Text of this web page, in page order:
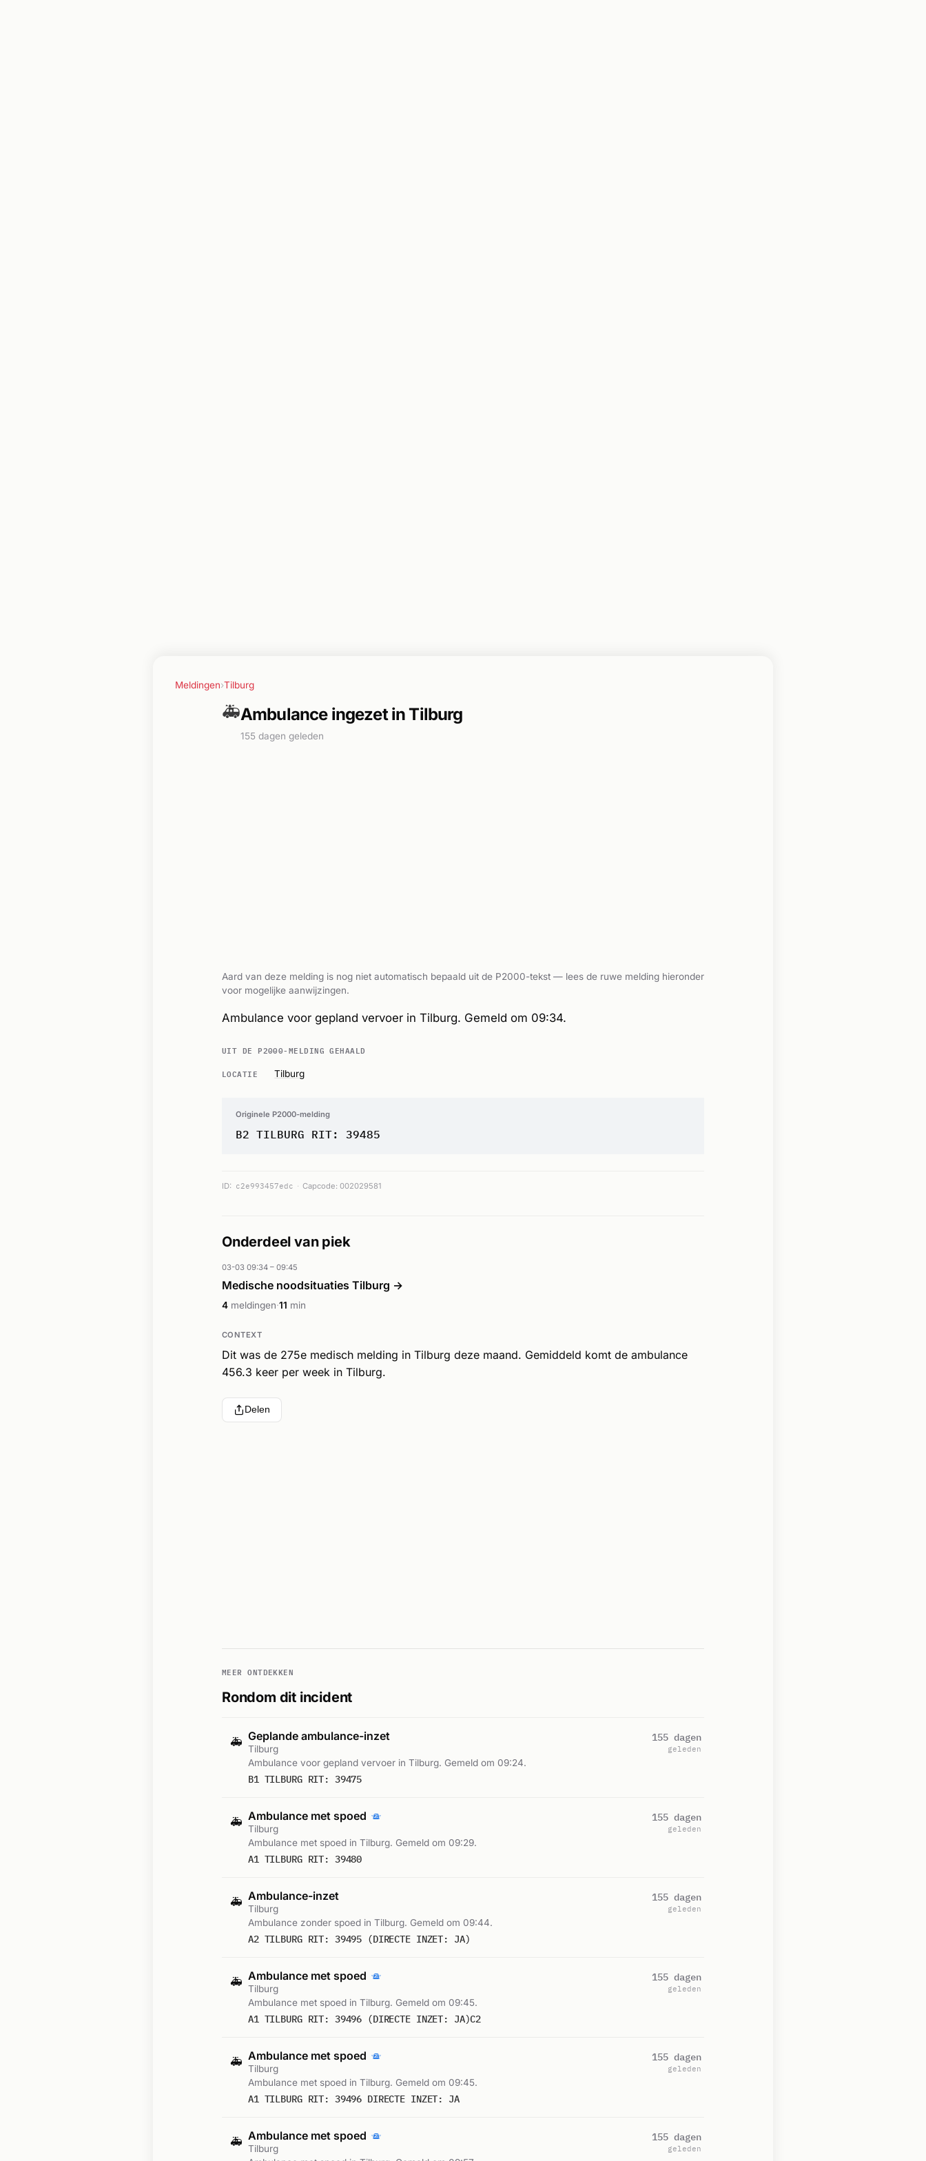
Meldingen›Tilburg
🚑Ambulance ingezet in Tilburg
155 dagen geleden
Aard van deze melding is nog niet automatisch bepaald uit de P2000-tekst — lees de ruwe melding hieronder
voor mogelijke aanwijzingen.
Ambulance voor gepland vervoer in Tilburg. Gemeld om 09:34.
UIT DE P2000-MELDING GEHAALD
LOCATIE
Tilburg
Originele P2000-melding
B2 TILBURG RIT: 39485
ID: c2e993457edc Capcode: 002029581
Onderdeel van piek
03-03 09:34 – 09:45
Medische noodsituaties Tilburg →
4 meldingen·11 min
CONTEXT
Dit was de 275e medisch melding in Tilburg deze maand. Gemiddeld komt de ambulance
456.3 keer per week in Tilburg.
Delen
MEER ONTDEKKEN
Rondom dit incident
🚑 Geplande ambulance-inzet
Tilburg
Ambulance voor gepland vervoer in Tilburg. Gemeld om 09:24.
B1 TILBURG RIT: 39475
155 dagen
geleden
🚑 Ambulance met spoed
Tilburg
Ambulance met spoed in Tilburg. Gemeld om 09:29.
A1 TILBURG RIT: 39480
155 dagen
geleden
🚑 Ambulance-inzet
Tilburg
Ambulance zonder spoed in Tilburg. Gemeld om 09:44.
A2 TILBURG RIT: 39495 (DIRECTE INZET: JA)
155 dagen
geleden
🚑 Ambulance met spoed
Tilburg
Ambulance met spoed in Tilburg. Gemeld om 09:45.
A1 TILBURG RIT: 39496 (DIRECTE INZET: JA)C2
155 dagen
geleden
🚑 Ambulance met spoed
Tilburg
Ambulance met spoed in Tilburg. Gemeld om 09:45.
A1 TILBURG RIT: 39496 DIRECTE INZET: JA
155 dagen
geleden
🚑 Ambulance met spoed
Tilburg
155 dagen
geleden